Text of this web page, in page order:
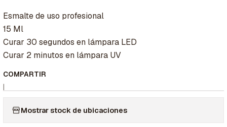
Esmalte de uso profesional
15 Ml
Curar 30 segundos en lámpara LED
Curar 2 minutos en lámpara UV
COMPARTIR
|
Mostrar stock de ubicaciones